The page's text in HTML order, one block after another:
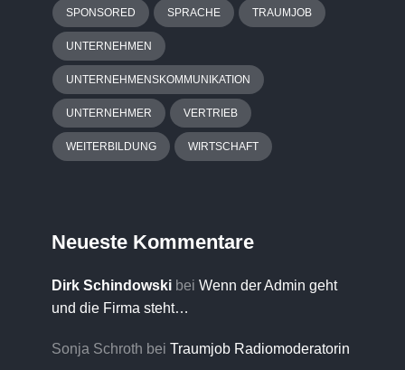
SPONSORED SPRACHE TRAUMJOB
UNTERNEHMEN
UNTERNEHMENSKOMMUNIKATION
UNTERNEHMER VERTRIEB
WEITERBILDUNG WIRTSCHAFT
Neueste Kommentare
Dirk Schindowski bei Wenn der Admin geht
und die Firma steht…
Sonja Schroth bei Traumjob Radiomoderatorin